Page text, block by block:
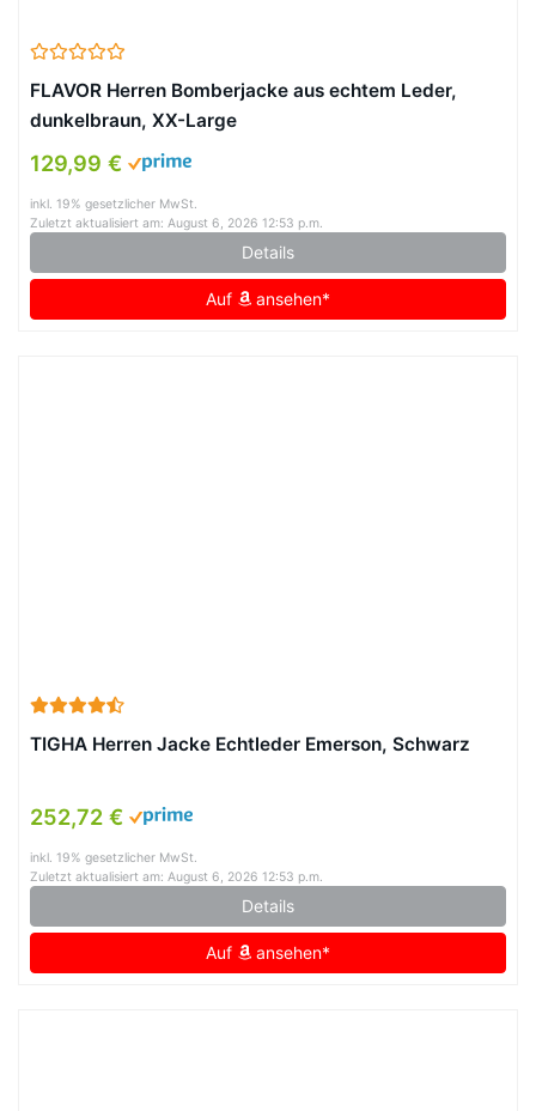
FLAVOR Herren Bomberjacke aus echtem Leder,
dunkelbraun, XX-Large
129,99 €
inkl. 19% gesetzlicher MwSt.
Zuletzt aktualisiert am: August 6, 2026 12:53 p.m.
Details
Auf ansehen*
TIGHA Herren Jacke Echtleder Emerson, Schwarz
252,72 €
inkl. 19% gesetzlicher MwSt.
Zuletzt aktualisiert am: August 6, 2026 12:53 p.m.
Details
Auf ansehen*